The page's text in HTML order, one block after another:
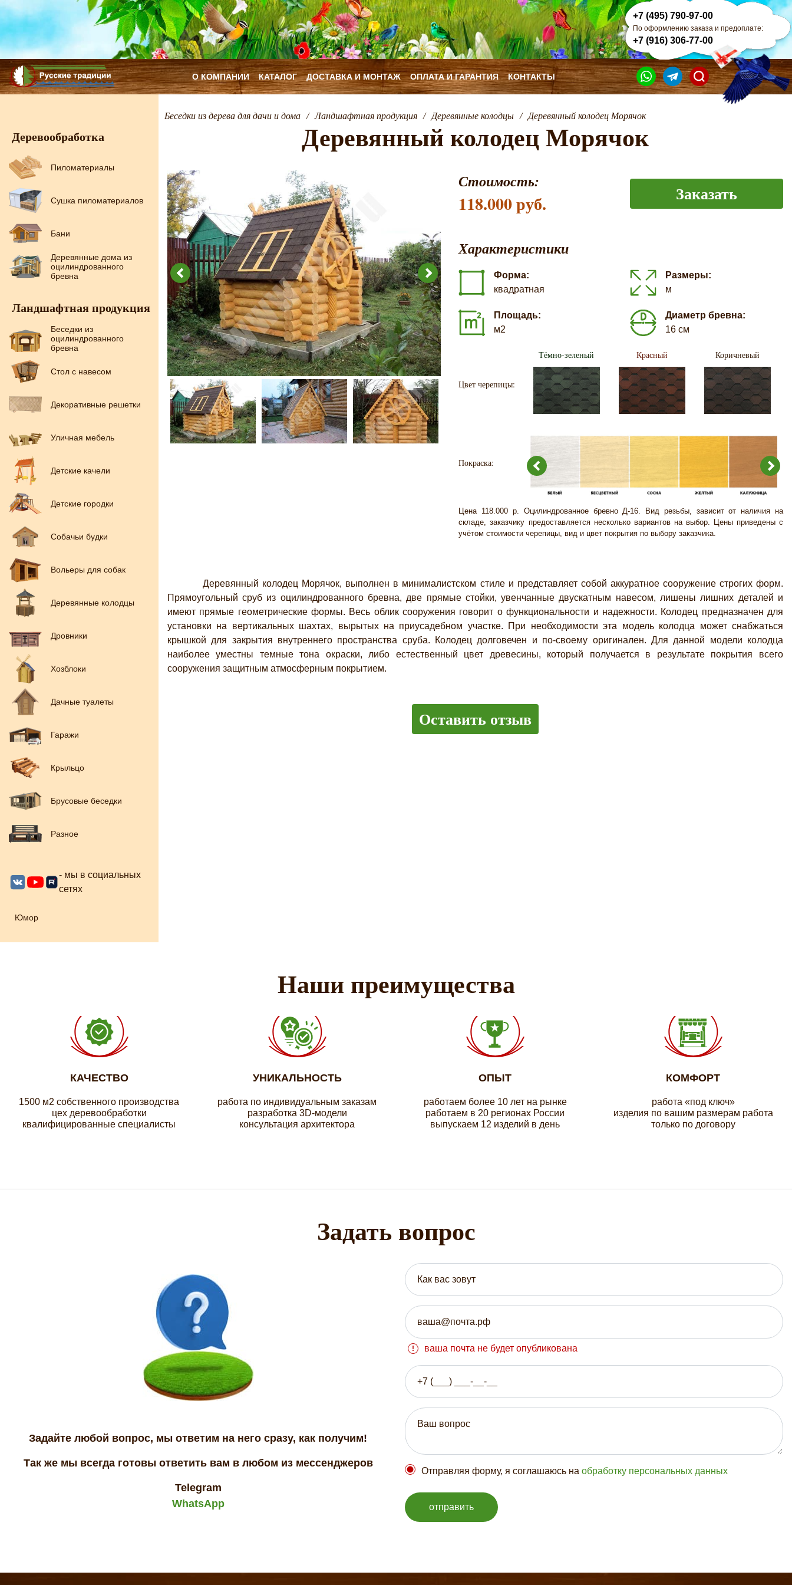
О КОМПАНИИ ДОСТАВКА И МОНТАЖ ОПЛАТА И ГАРАНТИЯ КОНТАКТЫ
КАТАЛОГ
+7 (495) 790-97-00
По оформлению заказа и предоплате:
+7 (916) 306-77-00
Деревообработка
Пиломатериалы
Сушка пиломатериалов
Бани
Деревянные дома из
оцилиндрованного
бревна
Ландшафтная продукция
Беседки из
оцилиндрованного
бревна
Стол с навесом
Декоративные решетки
Уличная мебель
Детские качели
Детские городки
Собачьи будки
Вольеры для собак
Деревянные колодцы
Дровники
Хозблоки
Дачные туалеты
Гаражи
Крыльцо
Брусовые беседки
Разное
- мы в социальных
сетях
Юмор
Беседки из дерева для дачи и дома / Ландшафтная продукция / Деревянные колодцы / Деревянный колодец Морячок
Деревянный колодец Морячок
Стоимость:
118.000 руб. Заказать
Характеристики
Форма:
квадратная
Размеры:
м
Площадь:
м2
Диаметр бревна:
16 см
Цвет черепицы:
Тёмно-зеленый Красный Коричневый
Покраска:
Цена 118.000 р. Оцилиндрованное бревно Д-16. Вид резьбы, зависит от наличия на
складе, заказчику предоставляется несколько вариантов на выбор. Цены приведены с
учётом стоимости черепицы, вид и цвет покрытия по выбору заказчика.
Деревянный колодец Морячок, выполнен в минималистском стиле и представляет собой аккуратное сооружение строгих форм.
Прямоугольный сруб из оцилиндрованного бревна, две прямые стойки, увенчанные двускатным навесом, лишены лишних деталей и
имеют прямые геометрические формы. Весь облик сооружения говорит о функциональности и надежности. Колодец предназначен для
установки на вертикальных шахтах, вырытых на приусадебном участке. При необходимости эта модель колодца может снабжаться
крышкой для закрытия внутреннего пространства сруба. Колодец долговечен и по-своему оригинален. Для данной модели колодца
наиболее уместны темные тона окраски, либо естественный цвет древесины, который получается в результате покрытия всего
сооружения защитным атмосферным покрытием.
Оставить отзыв
Наши преимущества
КАЧЕСТВО
1500 м2 собственного производства
цех деревообработки
квалифицированные специалисты
УНИКАЛЬНОСТЬ
работа по индивидуальным заказам
разработка 3D-модели
консультация архитектора
ОПЫТ
работаем более 10 лет на рынке
работаем в 20 регионах России
выпускаем 12 изделий в день
КОМФОРТ
работа «под ключ»
изделия по вашим размерам работа
только по договору
Задать вопрос
Задайте любой вопрос, мы ответим на него сразу, как получим!
Так же мы всегда готовы ответить вам в любом из мессенджеров
Telegram
WhatsApp
ваша почта не будет опубликована
Отправляя форму, я соглашаюсь на обработку персональных данных
отправить